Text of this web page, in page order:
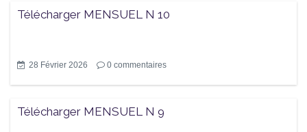
Télécharger MENSUEL N 10
28 Février 2026 0 commentaires
Télécharger MENSUEL N 9